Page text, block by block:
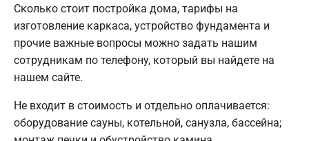
Сколько стоит постройка дома, тарифы на
изготовление каркаса, устройство фундамента и
прочие важные вопросы можно задать нашим
сотрудникам по телефону, который вы найдете на
нашем сайте.
Не входит в стоимость и отдельно оплачивается:
оборудование сауны, котельной, санузла, бассейна;